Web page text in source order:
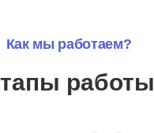
Как мы работаем?
работы